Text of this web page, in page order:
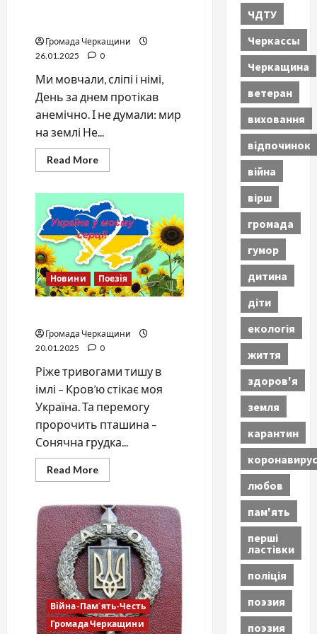
Громада Черкащини
26.01.2025
0
Ми мовчали, сліпі і німі,
День за днем протікав
анемічно. І не думали: мир
на землі Не...
Read MoreRead
more
ПРИЙДЕ
ДО
НАС
ІЗ
МЕЧЕМ
Новини Поезія
Громада Черкащини
20.01.2025
0
Ріже тривогами тишу в
імлі – Кров’ю стікає моя
Україна. Та перемогу
пророчить пташина –
Сонячна грудка...
Read MoreRead
more
Війна-Пам`ять-Честь
Громада Черкащини
ЧДТУ
Черкассы
Черкащина
ветеран
виховання
відпочинок
війна
вірш
громада
гумор
дитина
діти
екологія
життя
здоров'я
земля
карантин
коронавирус
любов
пам'ять
перші
ластівки
поліція
поэзия
поэзия